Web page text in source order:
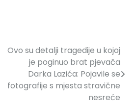
Ovo su detalji tragedije u kojoj
je poginuo brat pjevača
Darka Lazića: Pojavile se
fotografije s mjesta stravične
nesreće